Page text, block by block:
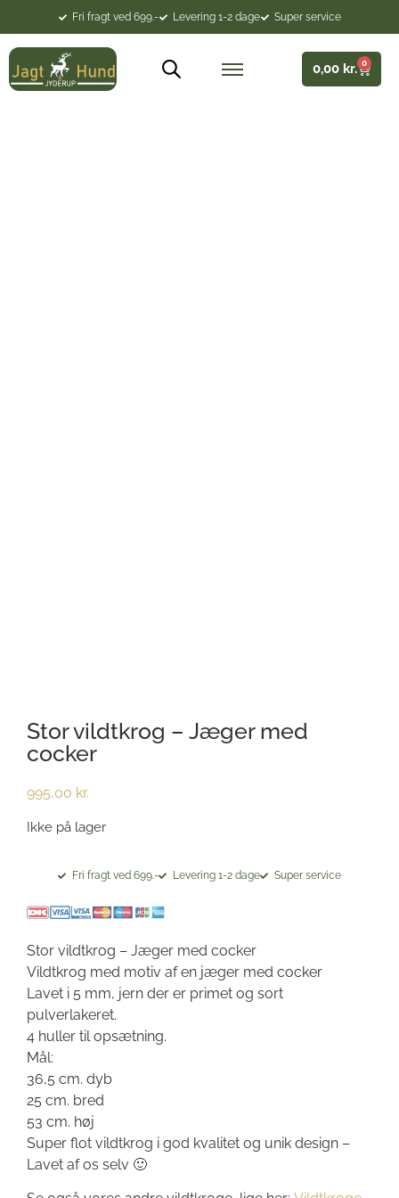
Fri fragt ved 699.- Levering 1-2 dage Super service
0,00 kr. 0
Stor vildtkrog – Jæger med
cocker
995,00 kr.
Ikke på lager
Fri fragt ved 699.- Levering 1-2 dage Super service
Stor vildtkrog – Jæger med cocker
Vildtkrog med motiv af en jæger med cocker
Lavet i 5 mm, jern der er primet og sort
pulverlakeret.
4 huller til opsætning.
Mål:
36,5 cm. dyb
25 cm. bred
53 cm. høj
Super flot vildtkrog i god kvalitet og unik design –
Lavet af os selv 🙂